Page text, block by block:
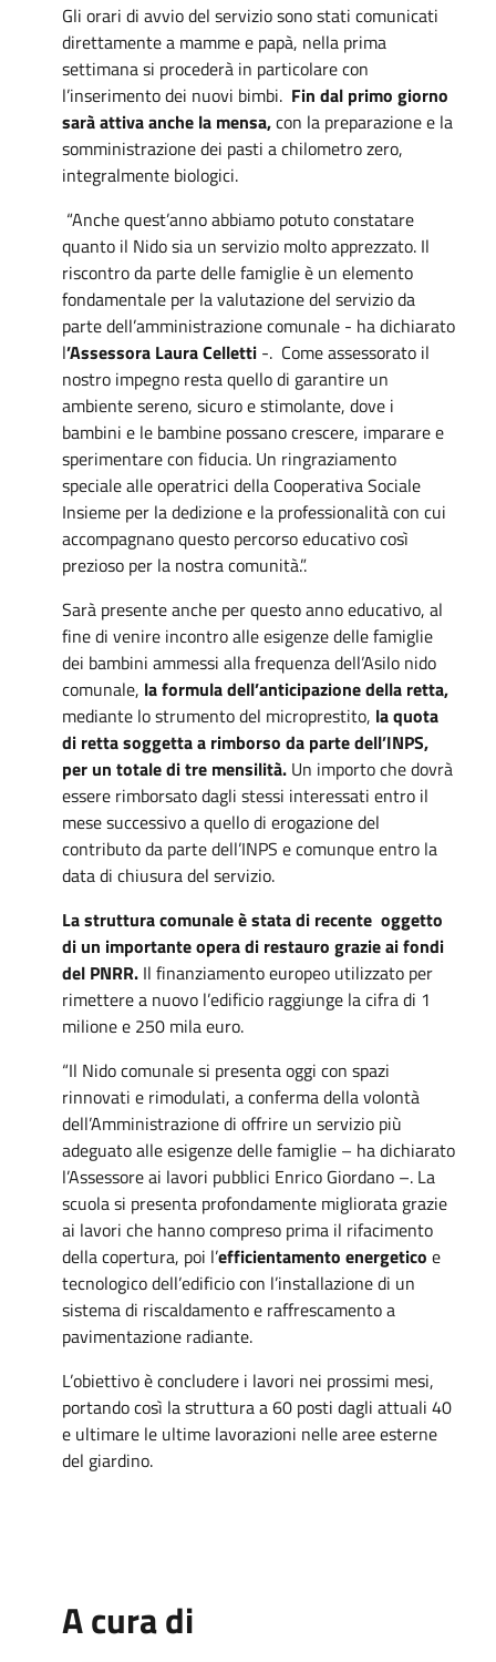
Gli orari di avvio del servizio sono stati comunicati
direttamente a mamme e papà, nella prima
settimana si procederà in particolare con
l’inserimento dei nuovi bimbi. Fin dal primo giorno
sarà attiva anche la mensa,con la preparazione e la
somministrazione dei pasti a chilometro zero,
integralmente biologici.
“Anche quest’anno abbiamo potuto constatare
quanto il Nido sia un servizio molto apprezzato. Il
riscontro da parte delle famiglie è un elemento
fondamentale per la valutazione del servizio da
parte dell’amministrazione comunale - ha dichiarato
l’Assessora Laura Celletti -. Come assessorato il
nostro impegno resta quello di garantire un
ambiente sereno, sicuro e stimolante, dove i
bambini e le bambine possano crescere, imparare e
sperimentare con fiducia. Un ringraziamento
speciale alle operatrici della Cooperativa Sociale
Insieme per la dedizione e la professionalità con cui
accompagnano questo percorso educativo così
prezioso per la nostra comunità.”.
Sarà presente anche per questo anno educativo, al
fine di venire incontro alle esigenze delle famiglie
dei bambini ammessi alla frequenza dell’Asilo nido
comunale, la formula dell’anticipazione della retta,
mediante lo strumento del microprestito, la quota
di retta soggetta a rimborso da parte dell’INPS,
per un totale di tre mensilità. Un importo che dovrà
essere rimborsato dagli stessi interessati entro il
mese successivo a quello di erogazione del
contributo da parte dell’INPS e comunque entro la
data di chiusura del servizio.
La struttura comunale è stata di recente oggetto
di un importante opera di restauro grazie ai fondi
del PNRR. Il finanziamento europeo utilizzato per
rimettere a nuovo l’edificio raggiunge la cifra di 1
milione e 250 mila euro.
“Il Nido comunale si presenta oggi con spazi
rinnovati e rimodulati, a conferma della volontà
dell’Amministrazione di offrire un servizio più
adeguato alle esigenze delle famiglie – ha dichiarato
l’Assessore ai lavori pubblici Enrico Giordano –. La
scuola si presenta profondamente migliorata grazie
ai lavori che hanno compreso prima il rifacimento
della copertura, poi l’efficientamento energetico e
tecnologico dell’edificio con l’installazione di un
sistema di riscaldamento e raffrescamento a
pavimentazione radiante.
L’obiettivo è concludere i lavori nei prossimi mesi,
portando così la struttura a 60 posti dagli attuali 40
e ultimare le ultime lavorazioni nelle aree esterne
del giardino.
A cura di